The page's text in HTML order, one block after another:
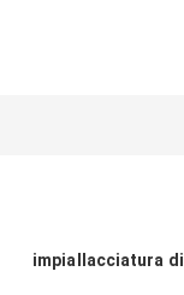
impiallacciatura